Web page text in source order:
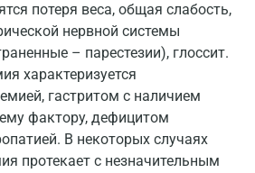
потеря веса, общая слабость,
нервной системы
– парестезии), глоссит.
характеризуется
гастритом с наличием
фактору, дефицитом
В некоторых случаях
протекает с незначительным